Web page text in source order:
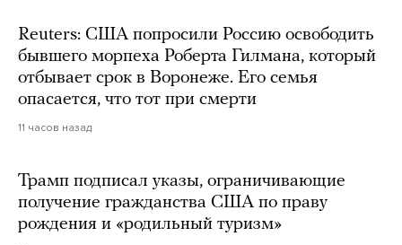
Reuters: США попросили Россию освободить
бывшего морпеха Роберта Гилмана, который
отбывает срок в Воронеже. Его семья
опасается, что тот при смерти
11 часов назад
Трамп подписал указы, ограничивающие
получение гражданства США по праву
рождения и «родильный туризм»